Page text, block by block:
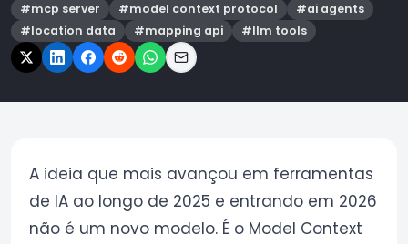
#mcp server #model context protocol #ai agents
#location data #mapping api #llm tools
A ideia que mais avançou em ferramentas
de IA ao longo de 2025 e entrando em 2026
não é um novo modelo. É o Model Context